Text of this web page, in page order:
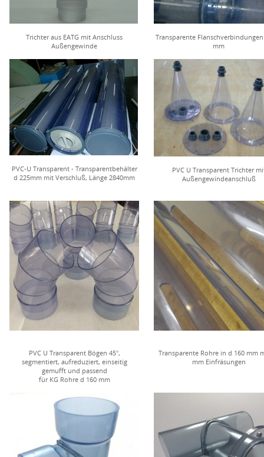
Trichter aus EATG mit Anschluss
Außengewinde
Transparente
mm
PVC-U Transparent - Transparentbehälter
d 225mm mit Verschluß, Länge 2840mm
PVC U Transparent Trichter
Außengewindeanschluß
PVC U Transparent Bögen 45°,
segmentiert, aufreduziert, einseitig
gemufft und passend
für KG Rohre d 160 mm
Transparente Rohre in d 160 mm
mm Einfräsungen